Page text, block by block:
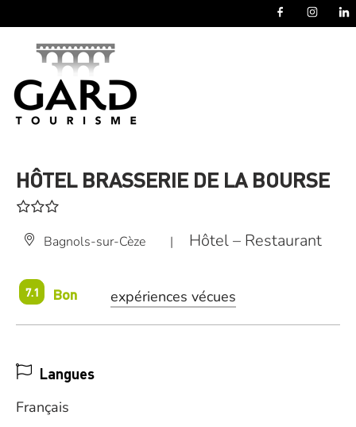
HÔTEL BRASSERIE DE LA BOURSE
Bagnols-sur-Cèze | Hôtel – Restaurant
7.1 Bon expériences vécues
Langues
Français